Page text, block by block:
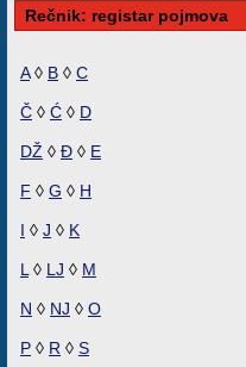
Rečnik: registar pojmova
A◊ B ◊ C
Č ◊ Ć ◊ D
DŽ ◊ Đ ◊ E
F ◊ G ◊ H
I ◊ J ◊ K
L ◊ LJ ◊ M
N ◊ NJ ◊ O
P ◊ R ◊ S